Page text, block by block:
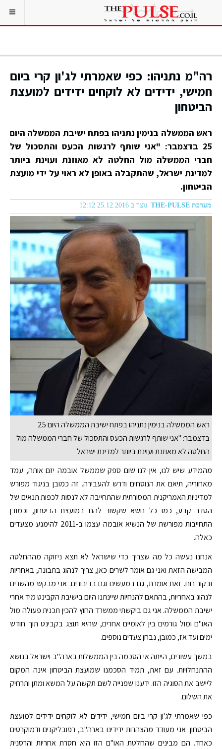
רה"מ נתניהו: כפי שאמרתי לג'ון קרי ביום
חמישי, ידידים לא לוקחים ידידים למועצת
הביטחון
ראש הממשלה בנימין נתניהו בפתח ישיבת הממשלה היום
25 בדצמבר: "אני שותף לרגשות הכעס והתסכול של
חברי הממשלה מול החלטה לא מאוזנת ועוינת ביותר
למדינת ישראל, שהתקבלה באופן לא ראוי על ידי מועצת
הביטחון.
מערכת THE-PULSE נוצר ב 25.12.2016 12:12
ראש הממשלה בנימין נתניהו בפתח ישיבת הממשלה היום 25
בדצמבר: "אני שותף לרגשות הכעס והתסכול של חברי הממשלה מול
החלטה לא מאוזנת ועוינת ביותר למדינת ישראל
מהמידע שיש לנו, אין לנו שום ספק שממשל אובמה יזם אותה, עמד
מאחוריה, תיאם את הנוסחים ודרש להעבירה. זה כמובן בניגוד מפורש
למדיניות האמריקנית המסורתית שהתחייבה לא לנסות לכפות תנאים של
הסדר קבע, כמו כל נושא שקשור להם במועצת הביטחון, וכמובן
התחייבות מפורשת של הנשיא אובמה עצמו ב-2011 להימנע מצעדים
כאלה.
אנחנו נעשה כל מה שצריך כדי שישראל לא תצא ניזוקה מההחלטה
המבישה הזאת ואני גם אומר לשרים כאן, צריך לנהוג בתבונה, באחריות
ובקור רוח. זאת אומרת, גם במעשים וגם בדיבורים. אני מבקש מהשרים
לנהוג באחריות, בהתאם להנחיות שיינתנו היום בישיבת הקבינט מיד אחרי
ישיבת הממשלה. אני גם ביקשתי ממשרד החוץ להכין תכנית פעולה מול
האו"ם ומול גורמים בין לאומיים אחרים, שהיא תוצג בקבינט תוך חודש
ימים ועד אז, כמובן, נבחן צעדים נוספים.
במשך עשורים, הייתה אי הסכמה בין הממשלות בארה"ב וישראל בנושא
ההתנחלויות. עם זאת, תמיד הסכמנו שמועצת הביטחון אינה המקום
ליישב את הסוגיה הזו. ידענו שפנייה לשם תקשה על המשא ומתן ותרחיק
את השלום.
כפי שאמרתי לג'ון קרי ביום חמישי, ידידים לא לוקחים ידידים למועצת
הביטחון. אני מעודד מהצהרות ידידינו בארה"ב, רפובליקנים ודמוקרטים
כאחד. הם מבינים שהחלטת האו"ם הזו היא חסרת אחריות והרסנית